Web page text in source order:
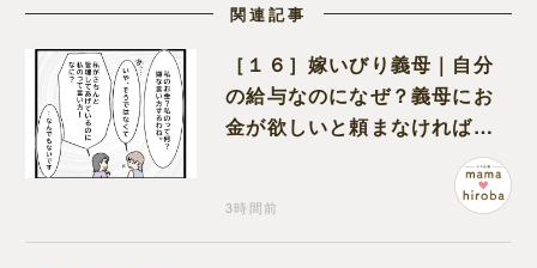
関連記事
［１６］嫁いびり義母｜自分
の給与なのになぜ？義母にお
金が欲しいと頼まなければな
3時間前